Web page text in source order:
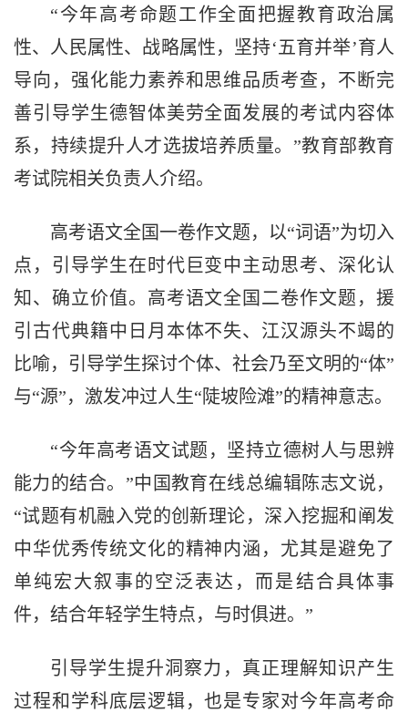
“今年高考命题工作全面把握教育政治属
性、人民属性、战略属性，坚持‘五育并举’育人
导向，强化能力素养和思维品质考查，不断完
善引导学生德智体美劳全面发展的考试内容体
系，持续提升人才选拔培养质量。”教育部教育
考试院相关负责人介绍。
高考语文全国一卷作文题，以“词语”为切入
点，引导学生在时代巨变中主动思考、深化认
知、确立价值。高考语文全国二卷作文题，援
引古代典籍中日月本体不失、江汉源头不竭的
比喻，引导学生探讨个体、社会乃至文明的“体”
与“源”，激发冲过人生“陡坡险滩”的精神意志。
“今年高考语文试题，坚持立德树人与思辨
能力的结合。”中国教育在线总编辑陈志文说，
“试题有机融入党的创新理论，深入挖掘和阐发
中华优秀传统文化的精神内涵，尤其是避免了
单纯宏大叙事的空泛表达，而是结合具体事
件，结合年轻学生特点，与时俱进。”
引导学生提升洞察力，真正理解知识产生
过程和学科底层逻辑，也是专家对今年高考命